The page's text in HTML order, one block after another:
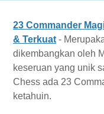
23 Commander
& Terkuat -
dikembangkan oleh
keseruan yang unik
Chess ada 23
ketahuin.